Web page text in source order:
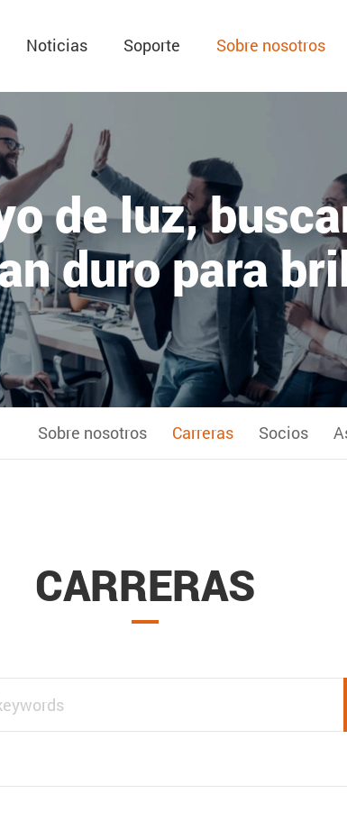
Noticias Soporte Sobre nosotros
de luz,
duro para
Sobre nosotros Carreras Socios
CARRERAS